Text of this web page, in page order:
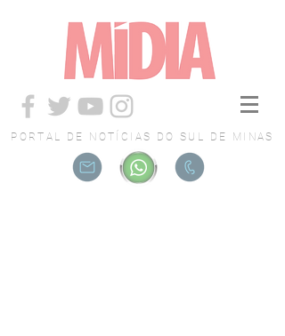
PORTAL DE NOTÍCIAS DO SUL DE MINAS